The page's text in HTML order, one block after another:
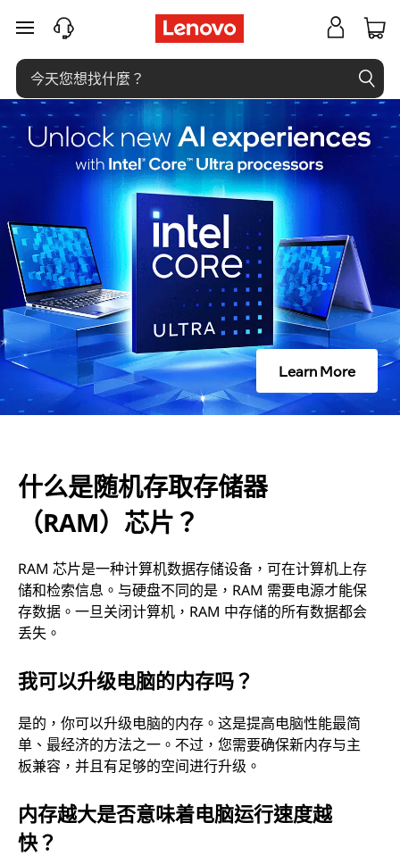
什
么
是
随
存
取
存
储
器
）
芯
片
？
跳至主要內容
Learn More
什么是随机存取存储器
（RAM）芯片？
RAM 芯片是一种计算机数据存储设备，可在计算机上存
储和检索信息。与硬盘不同的是，RAM 需要电源才能保
存数据。一旦关闭计算机，RAM 中存储的所有数据都会
丢失。
我可以升级电脑的内存吗？
是的，你可以升级电脑的内存。这是提高电脑性能最简
单、最经济的方法之一。不过，您需要确保新内存与主
板兼容，并且有足够的空间进行升级。
内存越大是否意味着电脑运行速度越
快？